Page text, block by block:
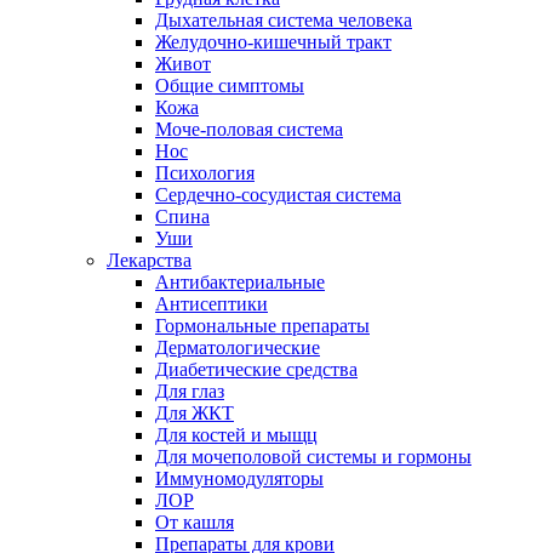
Дыхательная система человека
Желудочно-кишечный тракт
Живот
Общие симптомы
Кожа
Моче-половая система
Нос
Психология
Сердечно-сосудистая система
Спина
Уши
Лекарства
Антибактериальные
Антисептики
Гормональные препараты
Дерматологические
Диабетические средства
Для глаз
Для ЖКТ
Для костей и мыщц
Для мочеполовой системы и гормоны
Иммуномодуляторы
ЛОР
От кашля
Препараты для крови